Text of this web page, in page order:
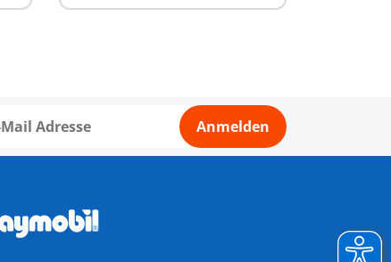
Anmelden